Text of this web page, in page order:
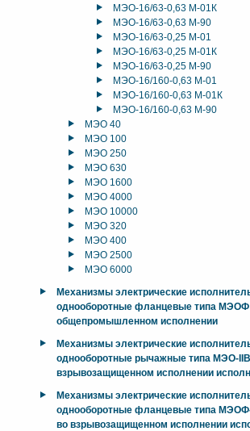
МЭО-16/63-0,63 М-01К
МЭО-16/63-0,63 М-90
МЭО-16/63-0,25 М-01
МЭО-16/63-0,25 М-01К
МЭО-16/63-0,25 М-90
МЭО-16/160-0,63 М-01
МЭО-16/160-0,63 М-01К
МЭО-16/160-0,63 М-90
МЭО 40
МЭО 100
МЭО 250
МЭО 630
МЭО 1600
МЭО 4000
МЭО 10000
МЭО 320
МЭО 400
МЭО 2500
МЭО 6000
Механизмы электрические
однооборотные фланцевые типа МЭОФ
общепромышленном исполнении
Механизмы электрические
однооборотные рычажные типа МЭО-IIB
взрывозащищенном исполнении
Механизмы электрические
однооборотные фланцевые типа
во взрывозащищенном исполнении